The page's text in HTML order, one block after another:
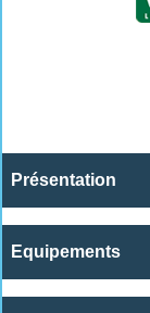
Présentation
Equipements